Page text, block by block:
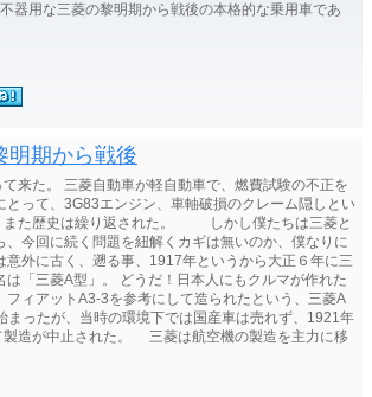
器用な三菱の黎明期から戦後の本格的な乗用車であ
明期から戦後
た。 三菱自動車が軽自動車で、燃費試験の不正を
って、3G83エンジン、車軸破損のクレーム隠しとい
また歴史は繰り返された。 しかし僕たちは三菱と
今回に続く問題を紐解くカギは無いのか、僕なりに
外に古く、遡る事、1917年というから大正６年に三
「三菱A型」。 どうだ！日本人にもクルマが作れた
ィアットA3-3を参考にして造られたという、三菱A
ったが、当時の環境下では国産車は売れず、1921年
製造が中止された。 三菱は航空機の製造を主力に移